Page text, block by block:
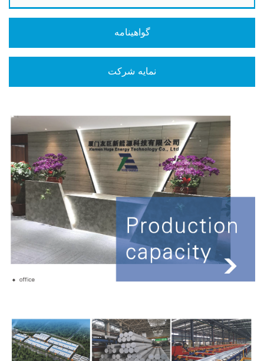
گواهینامه
نمایه شرکت